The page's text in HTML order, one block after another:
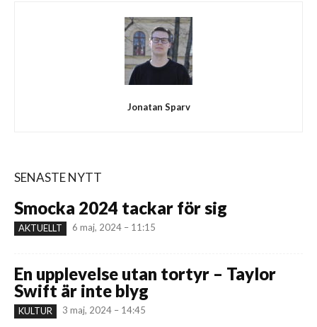
Jonatan Sparv
SENASTE NYTT
Smocka 2024 tackar för sig
AKTUELLT 6 maj, 2024 – 11:15
En upplevelse utan tortyr – Taylor
Swift är inte blyg
KULTUR 3 maj, 2024 – 14:45